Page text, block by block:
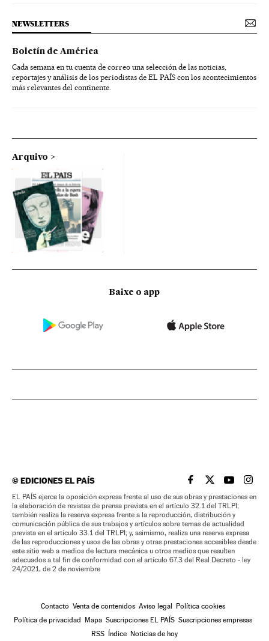
NEWSLETTERS
Boletín de América
Cada semana en tu cuenta de correo una selección de las noticias,
reportajes y análisis de los periodistas de EL PAÍS con los acontecimientos
más relevantes del continente.
Arquivo
Baixe o app
©EDICIONES EL PAÍS EL PAÍS BRASIL EN
EL PAÍSEL PAÍS
EL
EL PAÍS ejerce la oposición expresa frente al uso de sus obras y prestaciones en
la elaboración de revistas de prensa prevista en el artículo 32.1 del TRLPI;
también realiza la reserva expresa frente a la reproducción, distribución y
comunicación pública de sus trabajos y artículos sobre temas de actualidad
prevista en el artículo 33.1 del TRLPI; y, asimismo, realiza una reserva expresa
de las reproducciones y usos de las obras y otras prestaciones accesibles desde
este sitio web a medios de lectura mecánica u otros medios que resulten
adecuados a tal fin de conformidad con el artículo 67.3 del Real Decreto - ley
24/2021, de 2 de noviembre
Contacto Venta de contenidos Aviso legal
Política cookies
Política de privacidad
Mapa Suscripciones EL PAÍS Suscripciones empresas
RSS
Índice Noticias de hoy